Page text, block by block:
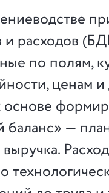
расходов
по полям,
ценам и
—